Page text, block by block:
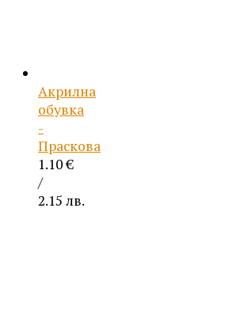
Акрилна
обувка
-
Праскова
1.10€
/
2.15 лв.